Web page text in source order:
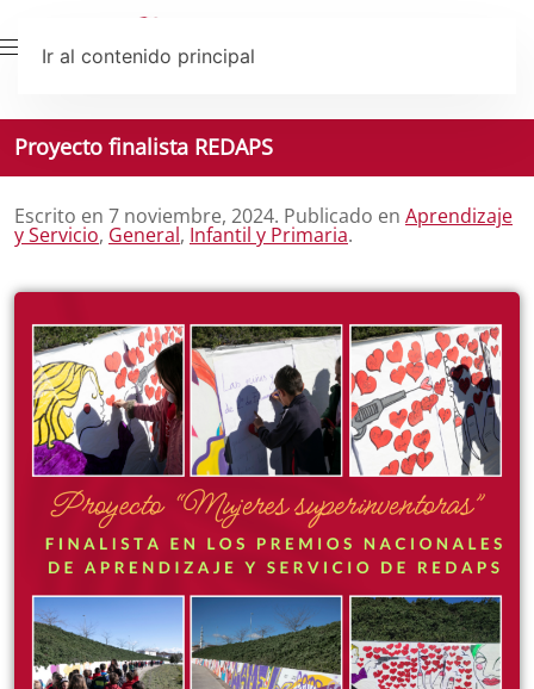
Ir al contenido principal
Proyecto finalista REDAPS
Escrito en 7 noviembre, 2024. Publicado en Aprendizaje
y Servicio, General, Infantil y Primaria.